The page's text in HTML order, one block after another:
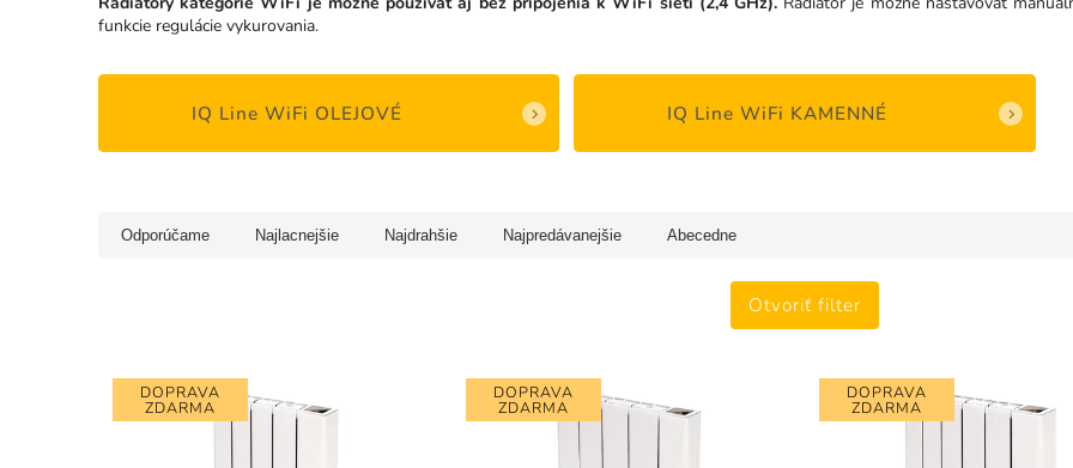
funkcie regulácie vykurovania.
IQ Line WiFi OLEJOVÉ IQ Line WiFi KAMENNÉ
Odporúčame Najlacnejšie Najdrahšie Najpredávanejšie Abecedne
Otvoriť filter
DOPRAVA
ZDARMA
DOPRAVA
ZDARMA
DOPRAVA
ZDARMA